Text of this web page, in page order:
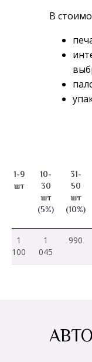
В
1-9
шт
10-
30
шт
(5%)
31-
50
шт
(10%)
1
100
1
045
990